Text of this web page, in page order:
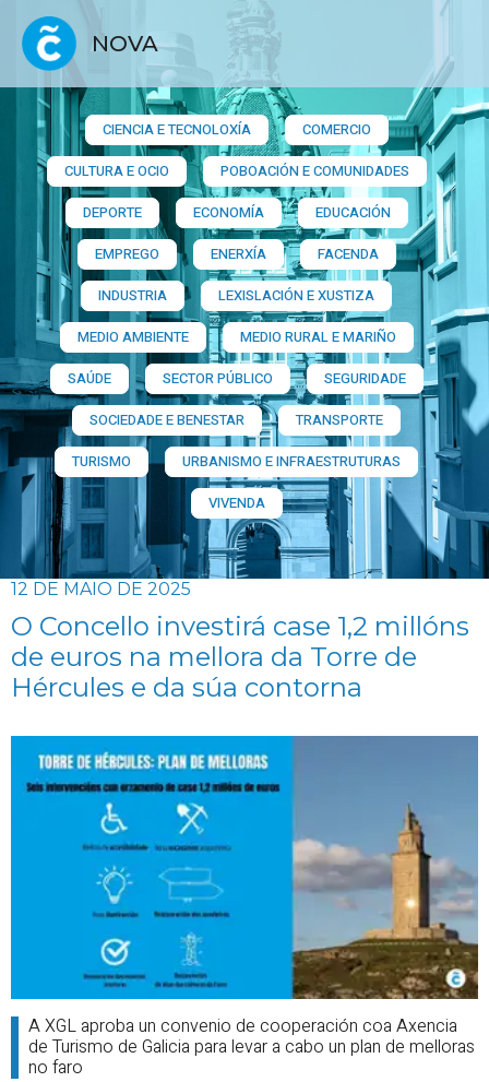
NOVA
CIENCIA E TECNOLOXÍA
COMERCIO
CULTURA E OCIO
POBOACIÓN E COMUNIDADES
DEPORTE
ECONOMÍA
EDUCACIÓN
EMPREGO
ENERXÍA
FACENDA
INDUSTRIA
LEXISLACIÓN E XUSTIZA
MEDIO AMBIENTE
MEDIO RURAL E MARIÑO
SAÚDE
SECTOR PÚBLICO
SEGURIDADE
SOCIEDADE E BENESTAR
TRANSPORTE
TURISMO
URBANISMO E INFRAESTRUTURAS
VIVENDA
12 DE MAIO DE 2025
O Concello investirá case 1,2 millóns
de euros na mellora da Torre de
Hércules e da súa contorna
A XGL aproba un convenio de cooperación coa Axencia
de Turismo de Galicia para levar a cabo un plan de melloras
no faro